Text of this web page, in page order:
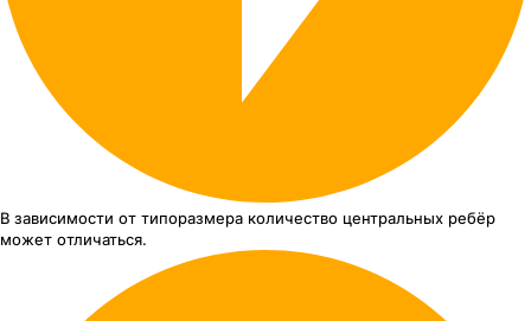
В зависимости от типоразмера количество центральных ребёр
может отличаться.